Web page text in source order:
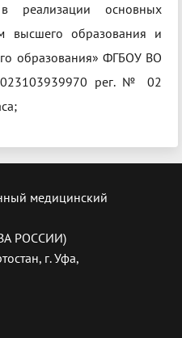
реализации основных
высшего образования и
образования» ФГБОУ ВО
рег. № 02
медицинский
РОССИИ)
г. Уфа,